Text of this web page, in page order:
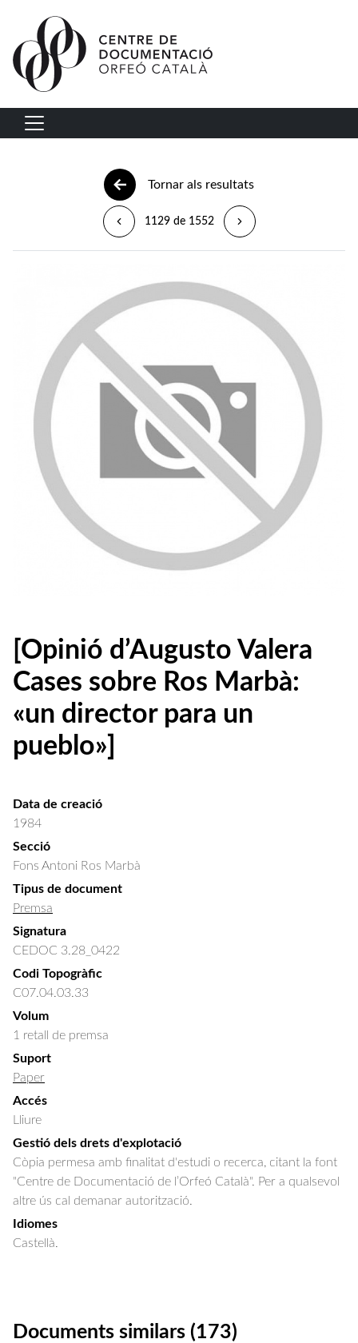
Vés al contingut
Navegació principal
Tornar als resultats
1129 de 1552
[Opinió d’Augusto Valera
Cases sobre Ros Marbà:
«un director para un
pueblo»]
Data de creació
1984
Secció
Fons Antoni Ros Marbà
Tipus de document
Premsa
Signatura
CEDOC 3.28_0422
Codi Topogràfic
C07.04.03.33
Volum
1 retall de premsa
Suport
Paper
Accés
Lliure
Gestió dels drets d'explotació
Còpia permesa amb finalitat d'estudi o recerca, citant la font
"Centre de Documentació de l’Orfeó Català". Per a qualsevol
altre ús cal demanar autorització.
Idiomes
Castellà.
Documents similars (173)